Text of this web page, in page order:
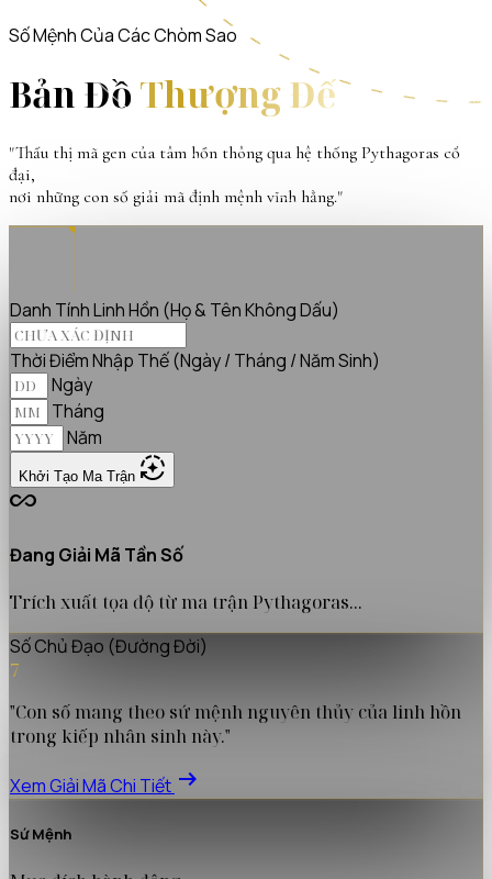
Số Mệnh Của Các Chòm Sao
Bản Đồ Thượng Đế
"Thấu thị mã gen của tâm hồn thông qua hệ thống Pythagoras cổ
đại,
nơi những con số giải mã định mệnh vĩnh hằng."
Danh Tính Linh Hồn (Họ & Tên Không Dấu)
Thời Điểm Nhập Thế (Ngày / Tháng / Năm Sinh)
Ngày
Tháng
Năm
Khởi Tạo Ma Trận auto_mode
all_inclusive
Đang Giải Mã Tần Số
Trích xuất tọa độ từ ma trận Pythagoras...
Số Chủ Đạo (Đường Đời)
7
"Con số mang theo sứ mệnh nguyên thủy của linh hồn
trong kiếp nhân sinh này."
Xem Giải Mã Chi Tiết arrow_right_alt
Sứ Mệnh